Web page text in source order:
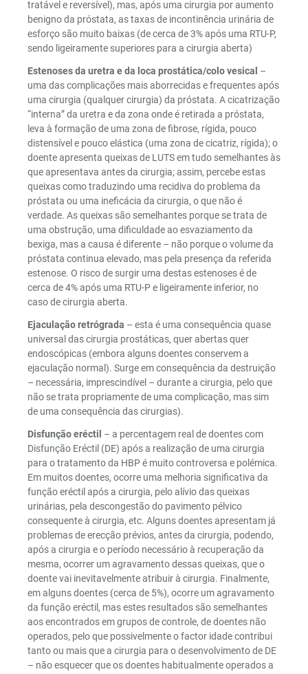
tratável e reversível), mas, após uma cirurgia por aumento
benigno da próstata, as taxas de incontinência urinária de
esforço são muito baixas (de cerca de 3% após uma RTU-P,
sendo ligeiramente superiores para a cirurgia aberta)
Estenoses da uretra e da loca prostática/colo vesical –
uma das complicações mais aborrecidas e frequentes após
uma cirurgia (qualquer cirurgia) da próstata. A cicatrização
“interna” da uretra e da zona onde é retirada a próstata,
leva à formação de uma zona de fibrose, rígida, pouco
distensível e pouco elástica (uma zona de cicatriz, rígida); o
doente apresenta queixas de LUTS em tudo semelhantes às
que apresentava antes da cirurgia; assim, percebe estas
queixas como traduzindo uma recidiva do problema da
próstata ou uma ineficácia da cirurgia, o que não é
verdade. As queixas são semelhantes porque se trata de
uma obstrução, uma dificuldade ao esvaziamento da
bexiga, mas a causa é diferente – não porque o volume da
próstata continua elevado, mas pela presença da referida
estenose. O risco de surgir uma destas estenoses é de
cerca de 4% após uma RTU-P e ligeiramente inferior, no
caso de cirurgia aberta.
Ejaculação retrógrada – esta é uma consequência quase
universal das cirurgia prostáticas, quer abertas quer
endoscópicas (embora alguns doentes conservem a
ejaculação normal). Surge em consequência da destruição
– necessária, imprescindível – durante a cirurgia, pelo que
não se trata propriamente de uma complicação, mas sim
de uma consequência das cirurgias).
Disfunção eréctil – a percentagem real de doentes com
Disfunção Eréctil (DE) após a realização de uma cirurgia
para o tratamento da HBP é muito controversa e polémica.
Em muitos doentes, ocorre uma melhoria significativa da
função eréctil após a cirurgia, pelo alívio das queixas
urinárias, pela descongestão do pavimento pélvico
consequente à cirurgia, etc. Alguns doentes apresentam já
problemas de erecção prévios, antes da cirurgia, podendo,
após a cirurgia e o período necessário à recuperação da
mesma, ocorrer um agravamento dessas queixas, que o
doente vai inevitavelmente atribuir à cirurgia. Finalmente,
em alguns doentes (cerca de 5%), ocorre um agravamento
da função eréctil, mas estes resultados são semelhantes
aos encontrados em grupos de controle, de doentes não
operados, pelo que possivelmente o factor idade contribui
tanto ou mais que a cirurgia para o desenvolvimento de DE
– não esquecer que os doentes habitualmente operados a